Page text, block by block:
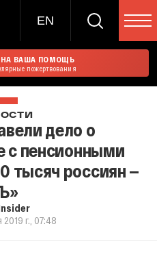
EN
ВАША ПОМОЩЬ
пожертвования
дело о
с пенсионными
тысяч россиян —
2019 г., 07:48